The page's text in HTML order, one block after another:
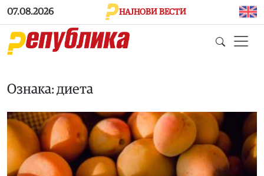
Skip to main content
07.08.2026 НАЈНОВИ ВЕСТИ
Ознака: диета